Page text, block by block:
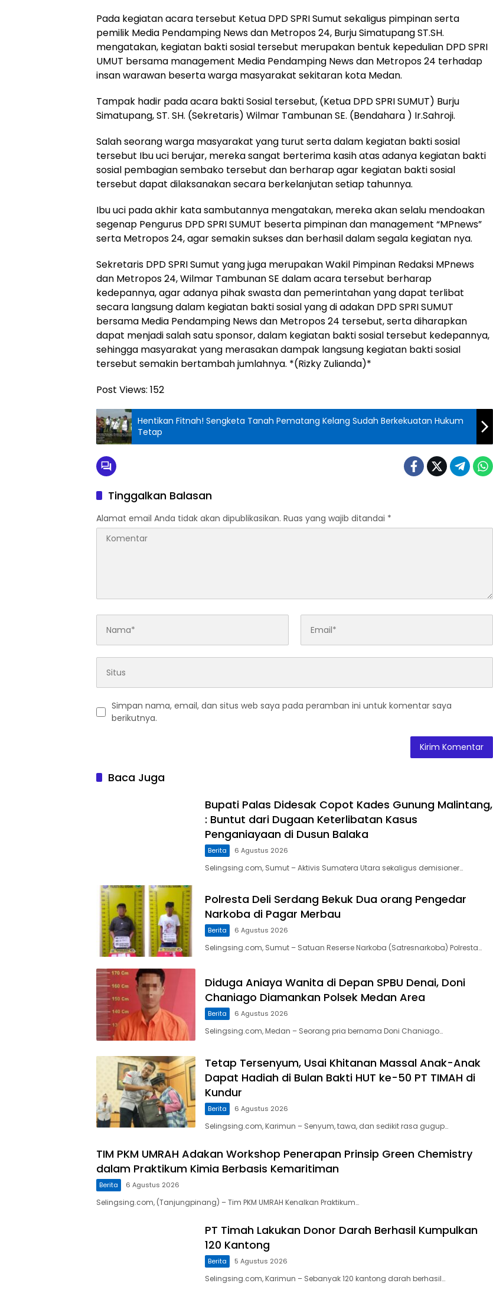
Pada kegiatan acara tersebut Ketua DPD SPRI Sumut sekaligus pimpinan serta
pemilik Media Pendamping News dan Metropos 24, Burju Simatupang ST.SH.
mengatakan, kegiatan bakti sosial tersebut merupakan bentuk kepedulian DPD SPRI
UMUT bersama management Media Pendamping News dan Metropos 24 terhadap
insan warawan beserta warga masyarakat sekitaran kota Medan.
Tampak hadir pada acara bakti Sosial tersebut, (Ketua DPD SPRI SUMUT) Burju
Simatupang, ST. SH. (Sekretaris) Wilmar Tambunan SE. (Bendahara ) Ir.Sahroji.
Salah seorang warga masyarakat yang turut serta dalam kegiatan bakti sosial
tersebut Ibu uci berujar, mereka sangat berterima kasih atas adanya kegiatan bakti
sosial pembagian sembako tersebut dan berharap agar kegiatan bakti sosial
tersebut dapat dilaksanakan secara berkelanjutan setiap tahunnya.
Ibu uci pada akhir kata sambutannya mengatakan, mereka akan selalu mendoakan
segenap Pengurus DPD SPRI SUMUT beserta pimpinan dan management “MPnews”
serta Metropos 24, agar semakin sukses dan berhasil dalam segala kegiatan nya.
Sekretaris DPD SPRI Sumut yang juga merupakan Wakil Pimpinan Redaksi MPnews
dan Metropos 24, Wilmar Tambunan SE dalam acara tersebut berharap
kedepannya, agar adanya pihak swasta dan pemerintahan yang dapat terlibat
secara langsung dalam kegiatan bakti sosial yang di adakan DPD SPRI SUMUT
bersama Media Pendamping News dan Metropos 24 tersebut, serta diharapkan
dapat menjadi salah satu sponsor, dalam kegiatan bakti sosial tersebut kedepannya,
sehingga masyarakat yang merasakan dampak langsung kegiatan bakti sosial
tersebut semakin bertambah jumlahnya. *(Rizky Zulianda)*
Post Views: 152
Hentikan Fitnah! Sengketa Tanah Pematang Kelang Sudah Berkekuatan Hukum
Tetap
Tinggalkan Balasan
Alamat email Anda tidak akan dipublikasikan. Ruas yang wajib ditandai *
Simpan nama, email, dan situs web saya pada peramban ini untuk komentar saya
berikutnya.
Baca Juga
Bupati Palas Didesak Copot Kades Gunung Malintang,
: Buntut dari Dugaan Keterlibatan Kasus
Penganiayaan di Dusun Balaka
Berita 6 Agustus 2026
Selingsing.com, Sumut – Aktivis Sumatera Utara sekaligus demisioner…
Polresta Deli Serdang Bekuk Dua orang Pengedar
Narkoba di Pagar Merbau
Berita 6 Agustus 2026
Selingsing.com, Sumut – Satuan Reserse Narkoba (Satresnarkoba) Polresta…
Diduga Aniaya Wanita di Depan SPBU Denai, Doni
Chaniago Diamankan Polsek Medan Area
Berita 6 Agustus 2026
Selingsing.com, Medan – Seorang pria bernama Doni Chaniago…
Tetap Tersenyum, Usai Khitanan Massal Anak-Anak
Dapat Hadiah di Bulan Bakti HUT ke-50 PT TIMAH di
Kundur
Berita 6 Agustus 2026
Selingsing.com, Karimun – Senyum, tawa, dan sedikit rasa gugup…
TIM PKM UMRAH Adakan Workshop Penerapan Prinsip Green Chemistry
dalam Praktikum Kimia Berbasis Kemaritiman
Berita 6 Agustus 2026
Selingsing.com, (Tanjungpinang) – Tim PKM UMRAH Kenalkan Praktikum…
PT Timah Lakukan Donor Darah Berhasil Kumpulkan
120 Kantong
Berita 5 Agustus 2026
Selingsing.com, Karimun – Sebanyak 120 kantong darah berhasil…